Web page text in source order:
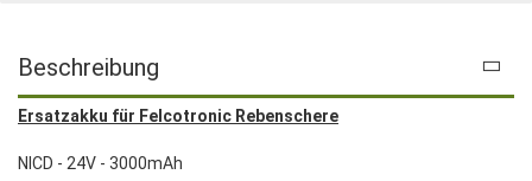
Beschreibung
Ersatzakku für Felcotronic Rebenschere
NICD - 24V - 3000mAh